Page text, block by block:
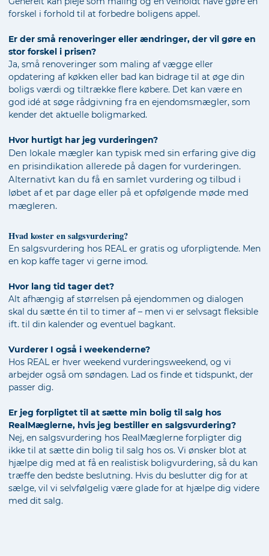
forskel i forhold til at forbedre boligens appel.
Er der små renoveringer eller ændringer, der vil gøre en
stor forskel i prisen?
Ja, små renoveringer som maling af vægge eller
opdatering af køkken eller bad kan bidrage til at øge din
boligs værdi og tiltrække flere købere. Det kan være en
god idé at søge rådgivning fra en ejendomsmægler, som
kender det aktuelle boligmarked.
Hvor hurtigt har jeg vurderingen?
Den lokale mægler kan typisk med sin erfaring give dig
en prisindikation allerede på dagen for vurderingen.
Alternativt kan du få en samlet vurdering og tilbud i
løbet af et par dage eller på et opfølgende møde med
mægleren.
Hvad koster en salgsvurdering?
En salgsvurdering hos REAL er gratis og uforpligtende. Men
en kop kaffe tager vi gerne imod.
Hvor lang tid tager det?
Alt afhængig af størrelsen på ejendommen og dialogen
skal du sætte én til to timer af – men vi er selvsagt fleksible
ift. til din kalender og eventuel bagkant.
Vurderer I også i weekenderne?
Hos REAL er hver weekend vurderingsweekend, og vi
arbejder også om søndagen. Lad os finde et tidspunkt, der
passer dig.
Er jeg forpligtet til at sætte min bolig til salg hos
RealMæglerne, hvis jeg bestiller en salgsvurdering?
Nej, en salgsvurdering hos RealMæglerne forpligter dig
ikke til at sætte din bolig til salg hos os. Vi ønsker blot at
hjælpe dig med at få en realistisk boligvurdering, så du kan
træffe den bedste beslutning. Hvis du beslutter dig for at
sælge, vil vi selvfølgelig være glade for at hjælpe dig videre
med dit salg.